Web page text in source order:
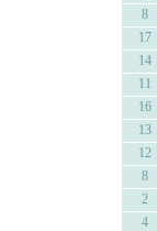
8
17
14
11
16
13
12
8
2
4